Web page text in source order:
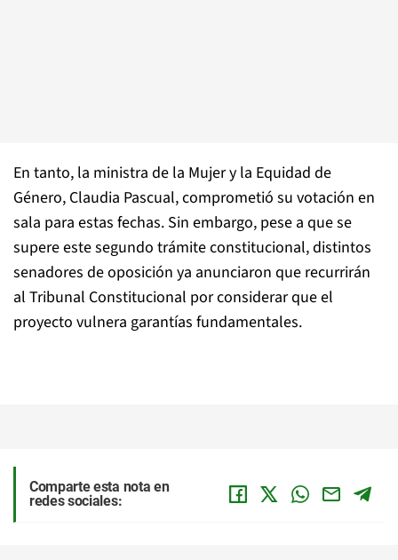
En tanto, la ministra de la Mujer y la Equidad de
Género, Claudia Pascual, comprometió su votación en
sala para estas fechas. Sin embargo, pese a que se
supere este segundo trámite constitucional, distintos
senadores de oposición ya anunciaron que recurrirán
al Tribunal Constitucional por considerar que el
proyecto vulnera garantías fundamentales.
Comparte esta nota en
redes sociales: